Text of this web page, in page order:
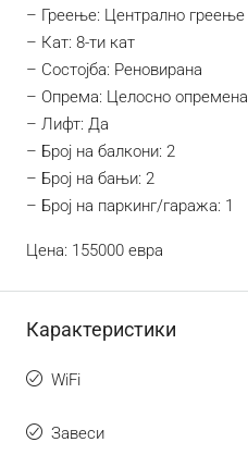
– Греење: Централно греење
– Кат: 8-ти кат
– Состојба: Реновирана
– Опрема: Целосно опремена
– Лифт: Да
– Број на балкони: 2
– Број на бањи: 2
– Број на паркинг/гаража: 1
Цена: 155000 евра
Карактеристики
WiFi
Завеси